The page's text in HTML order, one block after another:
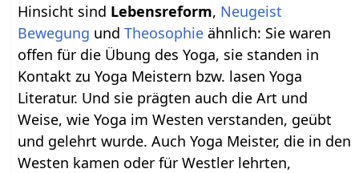
Hinsicht sind Lebensreform, Neugeist
Bewegung undTheosophie ähnlich: Sie waren
offen für die Übung des Yoga, sie standen in
Kontakt zu Yoga Meistern bzw. lasen Yoga
Literatur. Und sie prägten auch die Art und
Weise, wie Yoga im Westen verstanden, geübt
und gelehrt wurde. Auch Yoga Meister, die in den
Westen kamen oder für Westler lehrten,